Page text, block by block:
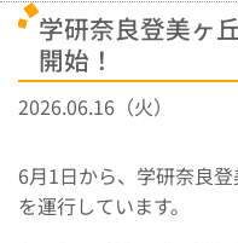
学研奈良登美ヶ
開始！
2026.06.16（火）
6月1日から、学研奈良
を運行しています。